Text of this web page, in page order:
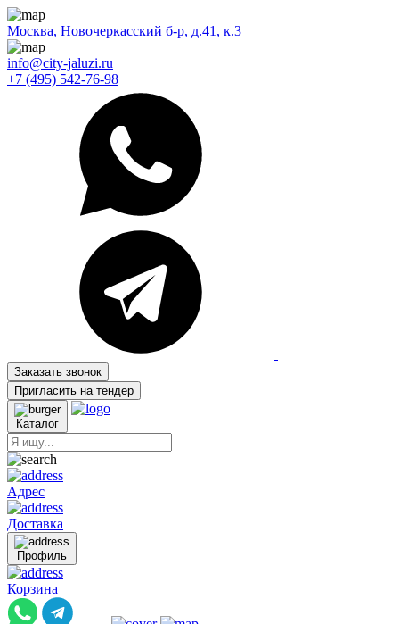
Москва, Новочеркасский б-р, д.41, к.3
info@city-jaluzi.ru
+7 (495) 542-76-98
Заказать звонок
Пригласить на тендер
Каталог
Адрес
Доставка
Профиль
Корзина